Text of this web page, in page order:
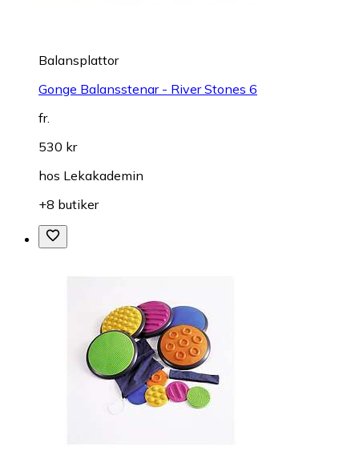
Balansplattor
Gonge Balansstenar - River Stones 6
fr.
530 kr
hos Lekakademin
+8 butiker